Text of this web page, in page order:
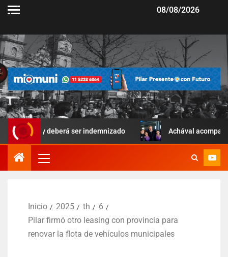
08/08/2026
deberá ser indemnizado Achával acompañó una
Inicio 2025 th
6
Pilar firmó otro leasing con provincia para
renovar la flota de vehículos municipales